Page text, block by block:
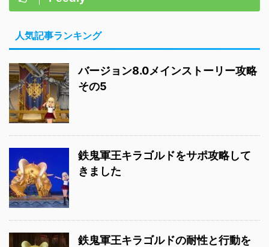
人気記事ランキング
バージョン8.0メインストーリー攻略
その5
鉄鬼軍王キラゴルドをサポ攻略して
きました
鉄鬼軍王キラゴルドの耐性と行動を